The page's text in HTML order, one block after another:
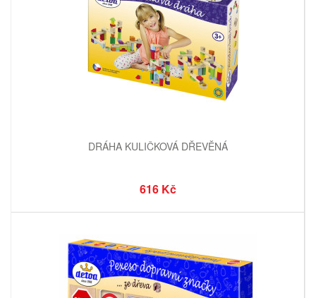
DRÁHA KULIČKOVÁ DŘEVĚNÁ
616 Kč